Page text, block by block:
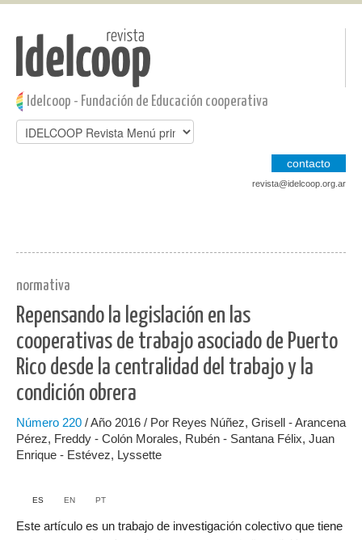
Pasar al contenido principal
Jump to main content
Idelcoop - Fundación de Educación cooperativa
contacto
revista@idelcoop.org.ar
normativa
Repensando la legislación en las
cooperativas de trabajo asociado de Puerto
Rico desde la centralidad del trabajo y la
condición obrera
Número 220 / Año 2016 / Por Reyes Núñez, Grisell - Arancena
Pérez, Freddy - Colón Morales, Rubén - Santana Félix, Juan
Enrique - Estévez, Lyssette
ES EN PT
Este artículo es un trabajo de investigación colectivo que tiene